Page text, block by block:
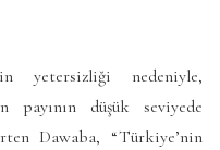
yetersizliği nedeniyle,
payının düşük seviyede
Dawaba, “Türkiye’nin